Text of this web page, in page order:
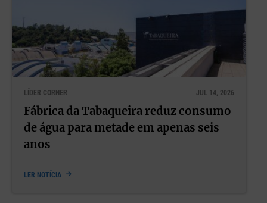
LÍDER CORNER JUL 14, 2026
Fábrica da Tabaqueira reduz consumo
de água para metade em apenas seis
anos
LER NOTÍCIA